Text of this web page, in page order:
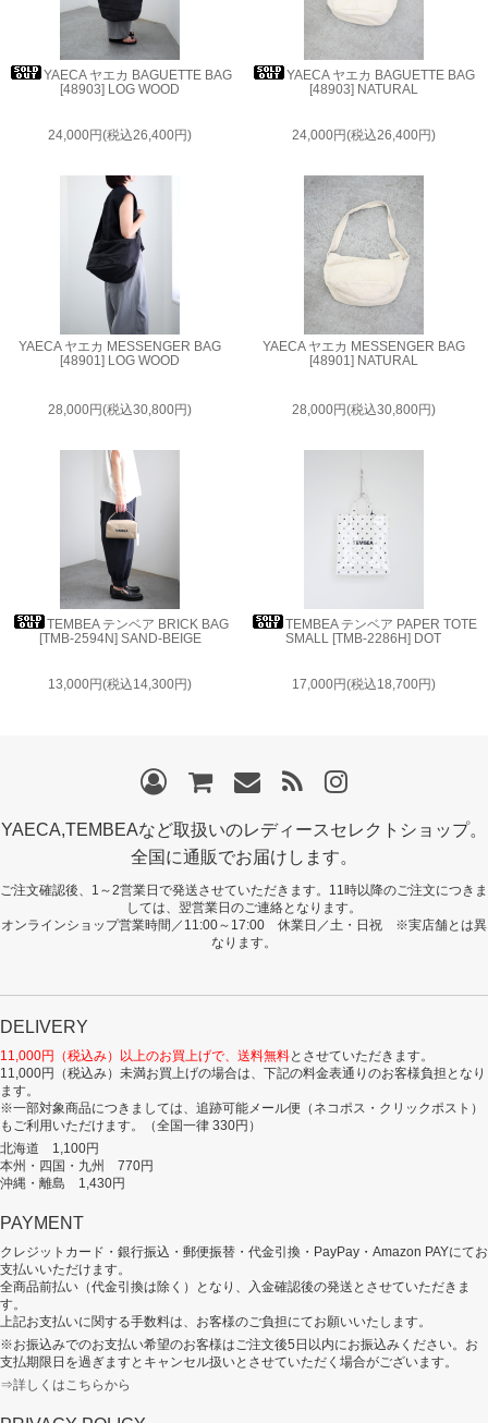
YAECA ヤエカ BAGUETTE BAG
[48903] LOG WOOD
24,000円(税込26,400円)
YAECA ヤエカ BAGUETTE BAG
[48903] NATURAL
24,000円(税込26,400円)
YAECA ヤエカ MESSENGER BAG
[48901] LOG WOOD
28,000円(税込30,800円)
YAECA ヤエカ MESSENGER BAG
[48901] NATURAL
28,000円(税込30,800円)
TEMBEA テンベア BRICK BAG
[TMB-2594N] SAND-BEIGE
13,000円(税込14,300円)
TEMBEA テンベア PAPER TOTE
SMALL [TMB-2286H] DOT
17,000円(税込18,700円)
YAECA,TEMBEAなど取扱いのレディースセレクトショップ。
全国に通販でお届けします。
ご注文確認後、1～2営業日で発送させていただきます。11時以降のご注文につきま
しては、翌営業日のご連絡となります。
オンラインショップ営業時間／11:00～17:00 休業日／土・日祝 ※実店舗とは異
なります。
DELIVERY
11,000円（税込み）以上のお買上げで、送料無料とさせていただきます。
11,000円（税込み）未満お買上げの場合は、下記の料金表通りのお客様負担となり
ます。
※一部対象商品につきましては、追跡可能メール便（ネコポス・クリックポスト）
もご利用いただけます。（全国一律 330円）
北海道 1,100円
本州・四国・九州 770円
沖縄・離島 1,430円
PAYMENT
クレジットカード・銀行振込・郵便振替・代金引換・PayPay・Amazon PAYにてお
支払いいただけます。
全商品前払い（代金引換は除く）となり、入金確認後の発送とさせていただきま
す。
上記お支払いに関する手数料は、お客様のご負担にてお願いいたします。
※お振込みでのお支払い希望のお客様はご注文後5日以内にお振込みください。お
支払期限日を過ぎますとキャンセル扱いとさせていただく場合がございます。
⇒詳しくはこちらから